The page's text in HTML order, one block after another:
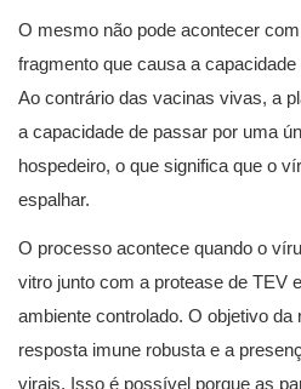
O mesmo não pode acontecer
fragmento que causa a
Ao contrário das vacinas vivas, a
a capacidade de passar por uma
hospedeiro, o que significa que o
espalhar.
O processo acontece quando o
vitro junto com a protease de TEV
ambiente controlado. O objetivo da
resposta imune robusta e a
virais. Isso é possível porque as